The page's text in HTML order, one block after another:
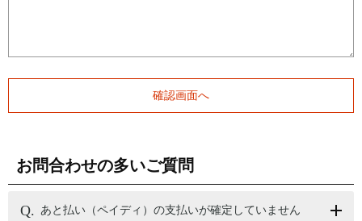
お問合わせの多いご質問
あと払い（ペイディ）の支払いが確定していません